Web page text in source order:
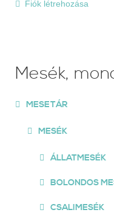
Fiók létrehozása
Mesék,
MESETÁR
MESÉK
ÁLLATMESÉK
BOLONDOS
CSALIMESÉK